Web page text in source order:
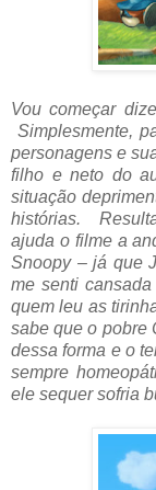
Vou começar
Simplesmente,
personagens e
filho e neto do
situação
histórias.
ajuda o filme a
Snoopy – já que
me senti
quem leu as
sabe que o pobre
dessa forma e o
sempre
ele sequer sofria